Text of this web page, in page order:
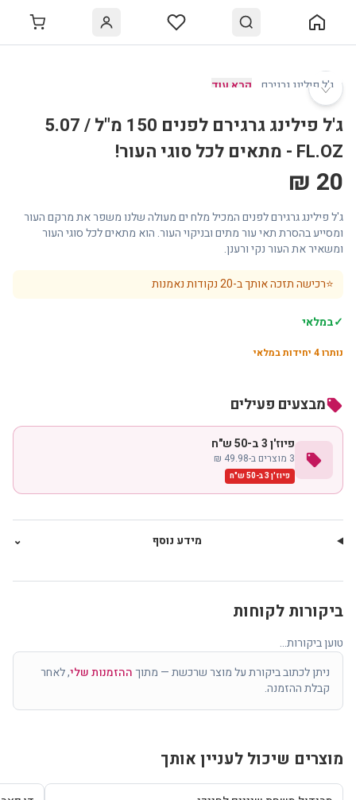
♡
ג'ל פילינג גרגירם קרא עוד
ג'ל פילינג גרגירם לפנים 150 מ"ל / 5.07
FL.OZ - מתאים לכל סוגי העור!
20 ₪
ג'ל פילינג גרגירם לפנים המכיל מלח ים מעולה שלנו משפר את מרקם העור
ומסייע בהסרת תאי עור מתים ובניקוי העור. הוא מתאים לכל סוגי העור
ומשאיר את העור נקי ורענן.
⭐רכישה תזכה אותך ב-20נקודות נאמנות
✓במלאי
נותרו4 יחידות במלאי
local_offerמבצעים פעילים
local_offer
פיוז'ן 3 ב-50 ש"ח
3 מוצרים ב-49.98 ₪
פיוז'ן 3 ב-50 ש"ח
מידע נוסף ⌄
ביקורות לקוחות
טוען ביקורות...
ניתן לכתוב ביקורת על מוצר שרכשת — מתוךההזמנות שלי, לאחר
קבלת ההזמנה.
מוצרים שיכול לעניין אותך